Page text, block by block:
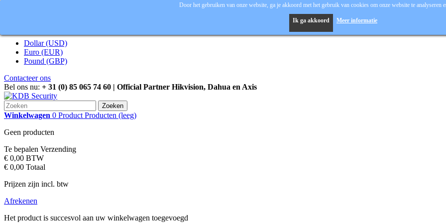
Dollar (USD)
Euro (EUR)
Pound (GBP)
Contacteer ons
Bel ons nu: + 31 (0) 85 065 74 60 | Official Partner Hikvision, Dahua en Axis
Zoeken
Winkelwagen 0 Product Producten (leeg)
Geen producten
Te bepalen Verzending
€ 0,00 BTW
€ 0,00 Totaal
Prijzen zijn incl. btw
Afrekenen
Het product is succesvol aan uw winkelwagen toegevoegd
Door het gebruiken van onze website, ga je akkoord met het gebruik van cookies om onze website te analyseren
Ik ga akkoord Meer informatie